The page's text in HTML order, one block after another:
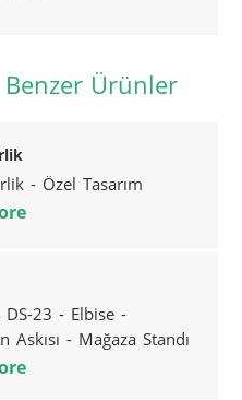
Ürünler
- Özel Tasarım
DS-23 - Elbise -
Askısı - Mağaza Standı